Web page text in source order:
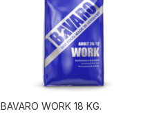
BAVARO WORK 18 KG.